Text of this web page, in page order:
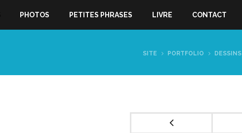
PHOTOS PETITES PHRASES LIVRE CONTACT
SITE PORTFOLIO DESSINS